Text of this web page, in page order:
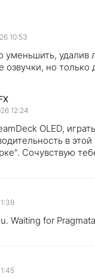
10:53
уменьшить, удалив
озвучки, но только
12:24
OLED,
в этой
Сочувствую
Waiting for